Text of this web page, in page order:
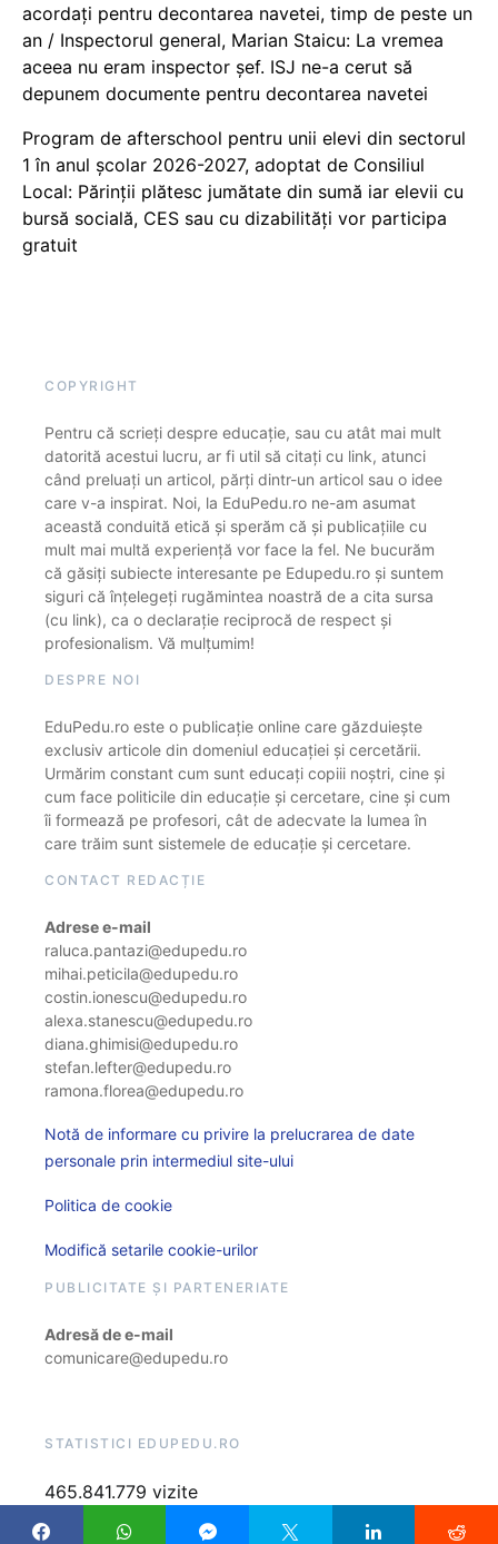
acordați pentru decontarea navetei, timp de peste un
an / Inspectorul general, Marian Staicu: La vremea
aceea nu eram inspector șef. ISJ ne-a cerut să
depunem documente pentru decontarea navetei
Program de afterschool pentru unii elevi din sectorul
1 în anul școlar 2026-2027, adoptat de Consiliul
Local: Părinții plătesc jumătate din sumă iar elevii cu
bursă socială, CES sau cu dizabilităţi vor participa
gratuit
COPYRIGHT
Pentru că scrieți despre educație, sau cu atât mai mult
datorită acestui lucru, ar fi util să citați cu link, atunci
când preluați un articol, părți dintr-un articol sau o idee
care v-a inspirat. Noi, la EduPedu.ro ne-am asumat
această conduită etică și sperăm că și publicațiile cu
mult mai multă experiență vor face la fel. Ne bucurăm
că găsiți subiecte interesante pe Edupedu.ro și suntem
siguri că înțelegeți rugămintea noastră de a cita sursa
(cu link), ca o declarație reciprocă de respect și
profesionalism. Vă mulțumim!
DESPRE NOI
EduPedu.ro este o publicație online care găzduiește
exclusiv articole din domeniul educației și cercetării.
Urmărim constant cum sunt educați copiii noștri, cine și
cum face politicile din educație și cercetare, cine și cum
îi formează pe profesori, cât de adecvate la lumea în
care trăim sunt sistemele de educație și cercetare.
CONTACT REDACȚIE
Adrese e-mail
raluca.pantazi@edupedu.ro
mihai.peticila@edupedu.ro
costin.ionescu@edupedu.ro
alexa.stanescu@edupedu.ro
diana.ghimisi@edupedu.ro
stefan.lefter@edupedu.ro
ramona.florea@edupedu.ro
Notă de informare cu privire la prelucrarea de date
personale prin intermediul site-ului
Politica de cookie
Modifică setarile cookie-urilor
PUBLICITATE ȘI PARTENERIATE
Adresă de e-mail
comunicare@edupedu.ro
STATISTICI EDUPEDU.RO
465.841.779 vizite